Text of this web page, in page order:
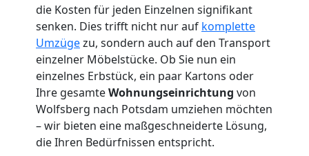
die Kosten für jeden Einzelnen signifikant
senken. Dies trifft nicht nur auf komplette
Umzügezu, sondern auch auf den Transport
einzelner Möbelstücke. Ob Sie nun ein
einzelnes Erbstück, ein paar Kartons oder
Ihre gesamteWohnungseinrichtung von
Wolfsberg nach Potsdam umziehen möchten
– wir bieten eine maßgeschneiderte Lösung,
die Ihren Bedürfnissen entspricht.
Möbelmontage
Wolfsberg
Möbeltransport